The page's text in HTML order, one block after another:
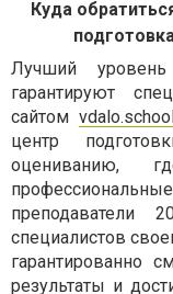
Куда
Лучший
гарантируют
сайтом
центр
оцениванию,
преподаватели
специалистов
гарантированно
результаты и